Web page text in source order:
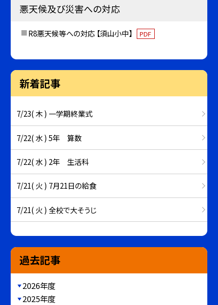
悪天候及び災害への対応
R8悪天候等への対応 【須山小中】 PDF
新着記事
7/23( 木 ) 一学期終業式
7/22( 水 ) 5年 算数
7/22( 水 ) 2年 生活科
7/21( 火 ) 7月21日の給食
7/21( 火 ) 全校で大そうじ
過去記事
2026年度
2025年度